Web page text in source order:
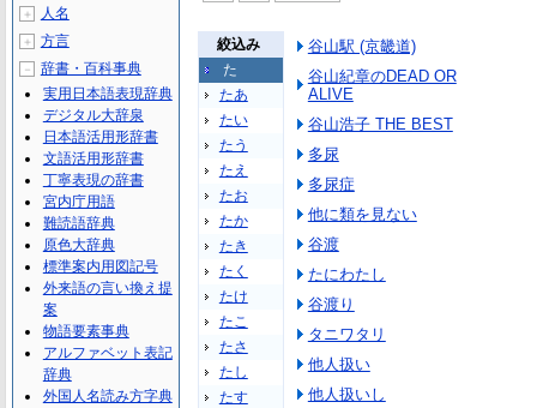
絞込み
た
たあ
たい
たう
たえ
たお
たか
たき
たく
たけ
たこ
たさ
たし
たす
谷山駅 (京畿道)
谷山紀章のDEAD OR
ALIVE
谷山浩子 THE BEST
多尿
多尿症
他に類を見ない
谷渡
たにわたし
谷渡り
タニワタリ
他人扱い
他人扱いし
＋ 人名
＋ 方言
－
辞書・百科事典
実用日本語表現辞典
デジタル大辞泉
日本語活用形辞書
文語活用形辞書
丁寧表現の辞書
宮内庁用語
難読語辞典
原色大辞典
標準案内用図記号
外来語の言い換え提
案
物語要素事典
アルファベット表記
辞典
外国人名読み方字典